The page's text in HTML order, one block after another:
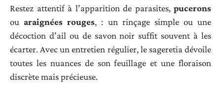
Restez attentif à l’apparition de parasites, pucerons
ouaraignées rouges, : un rinçage simple ou une
décoction d’ail ou de savon noir suffit souvent à les
écarter. Avec un entretien régulier, le sageretia dévoile
toutes les nuances de son feuillage et une floraison
discrète mais précieuse.